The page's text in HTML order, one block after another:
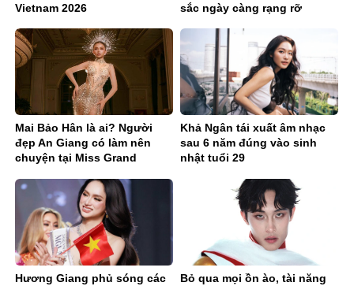
Vietnam 2026
sắc ngày càng rạng rỡ
Mai Bảo Hân là ai? Người
đẹp An Giang có làm nên
chuyện tại Miss Grand
Khả Ngân tái xuất âm nhạc
sau 6 năm đúng vào sinh
nhật tuổi 29
Hương Giang phủ sóng các
Bỏ qua mọi ồn ào, tài năng